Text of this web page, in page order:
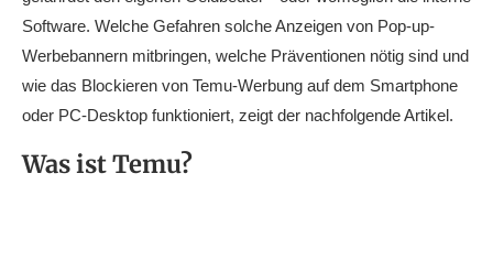
Software. Welche Gefahren solche Anzeigen von Pop-up-
Werbebannern mitbringen, welche Präventionen nötig sind und
wie das Blockieren von Temu-Werbung auf dem Smartphone
oder PC-Desktop funktioniert, zeigt der nachfolgende Artikel.
Was ist Temu?